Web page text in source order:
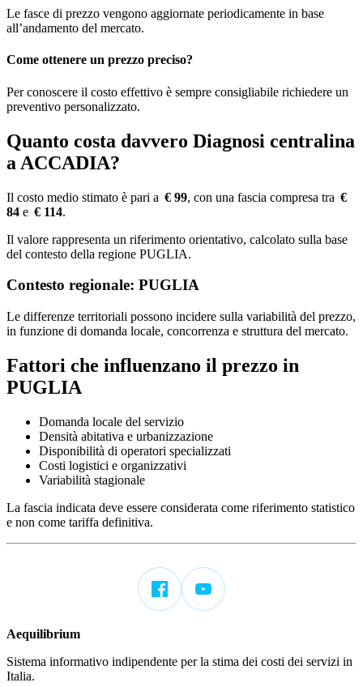
Le fasce di prezzo vengono aggiornate periodicamente in base
all’andamento del mercato.
Come ottenere un prezzo preciso?
Per conoscere il costo effettivo è sempre consigliabile richiedere un
preventivo personalizzato.
Quanto costa davvero Diagnosi centralina
a ACCADIA?
Il costo medio stimato è pari a € 99, con una fascia compresa tra €
84 e € 114.
Il valore rappresenta un riferimento orientativo, calcolato sulla base
del contesto della regione PUGLIA.
Contesto regionale: PUGLIA
Le differenze territoriali possono incidere sulla variabilità del prezzo,
in funzione di domanda locale, concorrenza e struttura del mercato.
Fattori che influenzano il prezzo in
PUGLIA
Domanda locale del servizio
Densità abitativa e urbanizzazione
Disponibilità di operatori specializzati
Costi logistici e organizzativi
Variabilità stagionale
La fascia indicata deve essere considerata come riferimento statistico
e non come tariffa definitiva.
Aequilibrium
Sistema informativo indipendente per la stima dei costi dei servizi in
Italia.